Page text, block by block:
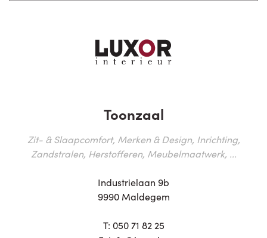
Toonzaal
Zit- & Slaapcomfort, Merken & Design, Inrichting,
Zandstralen, Herstofferen, Meubelmaatwerk, ...
Industrielaan 9b
9990 Maldegem
T: 050 71 82 25